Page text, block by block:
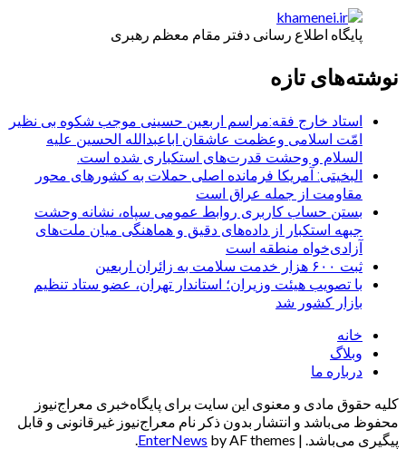
پایگاه اطلاع رسانی دفتر مقام معظم رهبری
نوشته‌های تازه
استاد خارج فقه:مراسم اربعین حسینی موجب شکوه بی نظیر
امّت اسلامی وعظمت عاشقان اباعبدالله الحسین علیه
السلام و وحشت قدرت‌های استکباری شده است.
البخیتی: آمریکا فرمانده اصلی حملات به کشورهای محور
مقاومت از جمله عراق است
بستن حساب کاربری روابط عمومی سپاه، نشانه‌ وحشت
جبهه استکبار از داده‌های دقیق و هماهنگی میان ملت‌های
آزادی‌خواه منطقه است
ثبت ۶۰۰ هزار خدمت سلامت به زائران اربعین
با تصویب هیئت وزیران؛ استاندار تهران، عضو ستاد تنظیم
بازار کشور شد
خانه
وبلاگ
درباره ما
کلیه حقوق مادی و معنوی این سایت برای پایگاه‌خبری معراج‌نیوز
محفوظ می‌باشد و انتشار بدون ذکر نام معراج‌نیوز غیرقانونی و قابل
پیگیری می‌باشد. |
EnterNews by AF themes.